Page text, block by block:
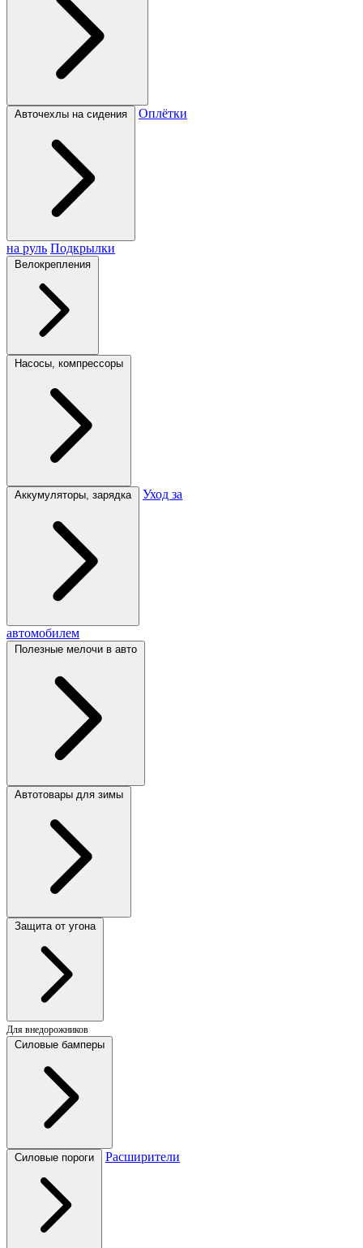
Авточехлы на сидения Оплётки
на руль Подкрылки
Велокрепления
Насосы, компрессоры
Аккумуляторы, зарядка Уход за
автомобилем
Полезные мелочи в авто
Автотовары для зимы
Защита от угона
Для внедорожников
Силовые бамперы
Силовые пороги Расширители